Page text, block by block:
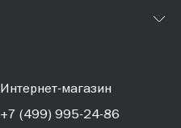
Интернет-магазин
+7 (499) 995-24-86